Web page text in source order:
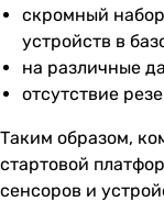
скромный
устройств в
на различные
отсутствие
Таким образом,
стартовой
сенсоров и